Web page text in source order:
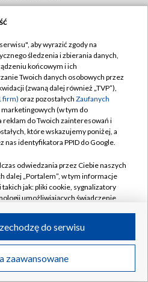
Wideo
optymizm. "Nie
bez szans"
/ LIGA KONFERENCJI
po starciu Farerami.
aby wyrazić zgody na
śledzenia i zbierania danych,
końcowym i ich
Twoich danych osobowych przez
(zwaną dalej również „TVP”),
firm) oraz pozostałych Zaufanych
marketingowych (w tym do
do Twoich zainteresowań i
które wskazujemy poniżej, a
nas identyfikatora PPID do Google.
odwiedzania przez Ciebie naszych
dalej „Portalem”, w tym informacje
jak: pliki cookie, sygnalizatory
umożliwiających świadczenie
odwiedzania przez Ciebie
takie jak adresy IP, identyfikatory
zaawansowane
do serwisu